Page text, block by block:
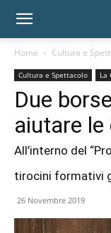
Home Cultura e
Cultura e Spettacolo La
Due
aiutare le
All’interno del
tirocini formativi
26 Novembre 2019